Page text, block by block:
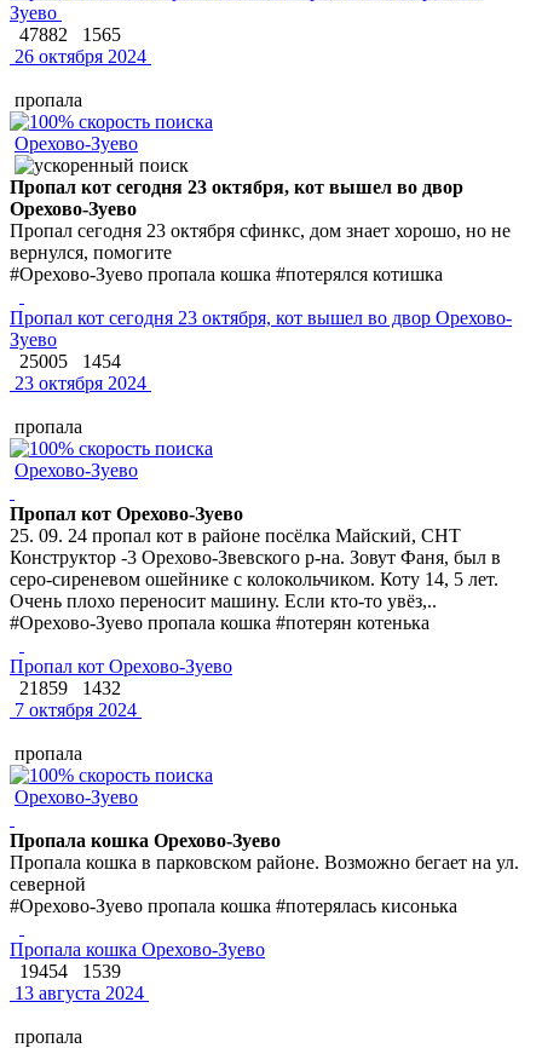
Зуево
47882
1565
26 октября 2024
пропала
Орехово-Зуево
Пропал кот сегодня 23 октября, кот вышел во двор
Орехово-Зуево
Пропал сегодня 23 октября сфинкс, дом знает хорошо, но не
вернулся, помогите
#Орехово-Зуево пропала кошка #потерялся котишка
Пропал кот сегодня 23 октября, кот вышел во двор Орехово-
Зуево
25005
1454
23 октября 2024
пропала
Орехово-Зуево
Пропал кот Орехово-Зуево
25. 09. 24 пропал кот в районе посёлка Майский, СНТ
Конструктор -3 Орехово-Звевского р-на. Зовут Фаня, был в
серо-сиреневом ошейнике с колокольчиком. Коту 14, 5 лет.
Очень плохо переносит машину. Если кто-то увёз,..
#Орехово-Зуево пропала кошка #потерян котенька
Пропал кот Орехово-Зуево
21859
1432
7 октября 2024
пропала
Орехово-Зуево
Пропала кошка Орехово-Зуево
Пропала кошка в парковском районе. Возможно бегает на ул.
северной
#Орехово-Зуево пропала кошка #потерялась кисонька
Пропала кошка Орехово-Зуево
19454
1539
13 августа 2024
пропала